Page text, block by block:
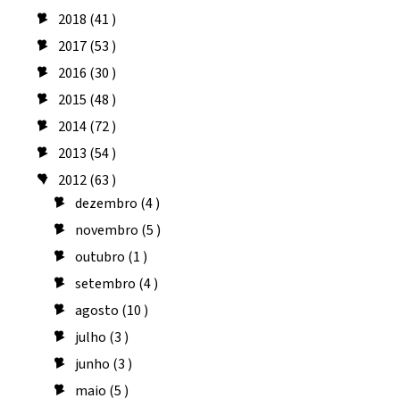
► 2018 (41 )
► 2017(53 )
► 2016 (30 )
► 2015 (48 )
► 2014(72 )
► 2013 (54 )
▼ 2012(63 )
►dezembro (4 )
► novembro (5 )
►outubro (1 )
►setembro (4 )
►agosto (10 )
► julho (3 )
► junho (3 )
► maio (5 )